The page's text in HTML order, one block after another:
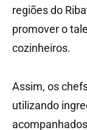
regiões do
promover o
cozinheiros.
Assim, os
utilizando